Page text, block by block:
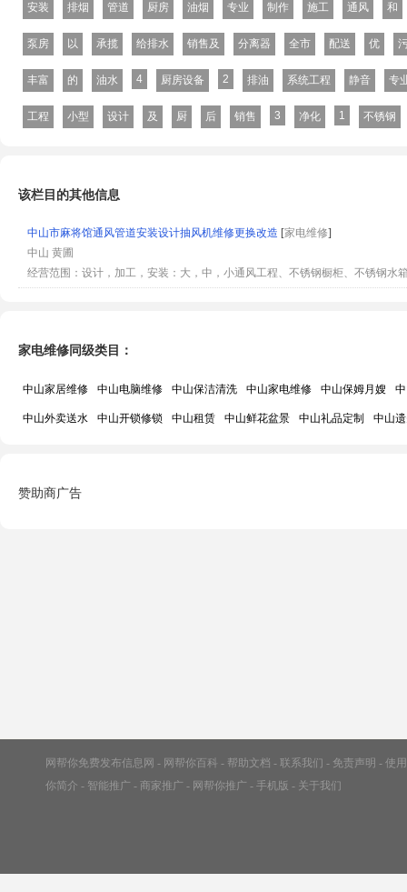
安装 排烟 管道 厨房 油烟 专业 制作 施工 通风 和
泵房 以 承揽 给排水 销售及 分离器 全市 配送 优
丰富 的 油水 4 厨房设备 2 排油 系统工程 静音 专
工程 小型 设计 及 厨 后 销售 3 净化 1 不锈钢
该栏目的其他信息
中山市麻将馆通风管道安装设计抽风机维修更换改造 [家电维修]
中山 黄圃
经营范围：设计，加工，安装：大，中，小通风工程、不锈钢橱柜、不锈钢水
家电维修同级类目：
中山家居维修 中山电脑维修 中山保洁清洗 中山家电维修 中山保姆月嫂
中山外卖送水 中山开锁修锁 中山租赁 中山鲜花盆景 中山礼品定制 中山
赞助商广告
网帮你免费发布信息网 - 网帮你百科 - 帮助文档 - 联系我们 - 免责声明 - 使
你简介 - 智能推广 - 商家推广 - 网帮你推广 - 手机版 - 关于我们